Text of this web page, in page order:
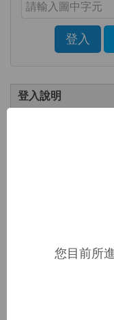
Enter the
登入
登入說明
提醒讀者，新系統
會自動鎖住無法登錄
外校實習生請由實習單
實習期限)，送至
請洽館員游小姐
您目前所